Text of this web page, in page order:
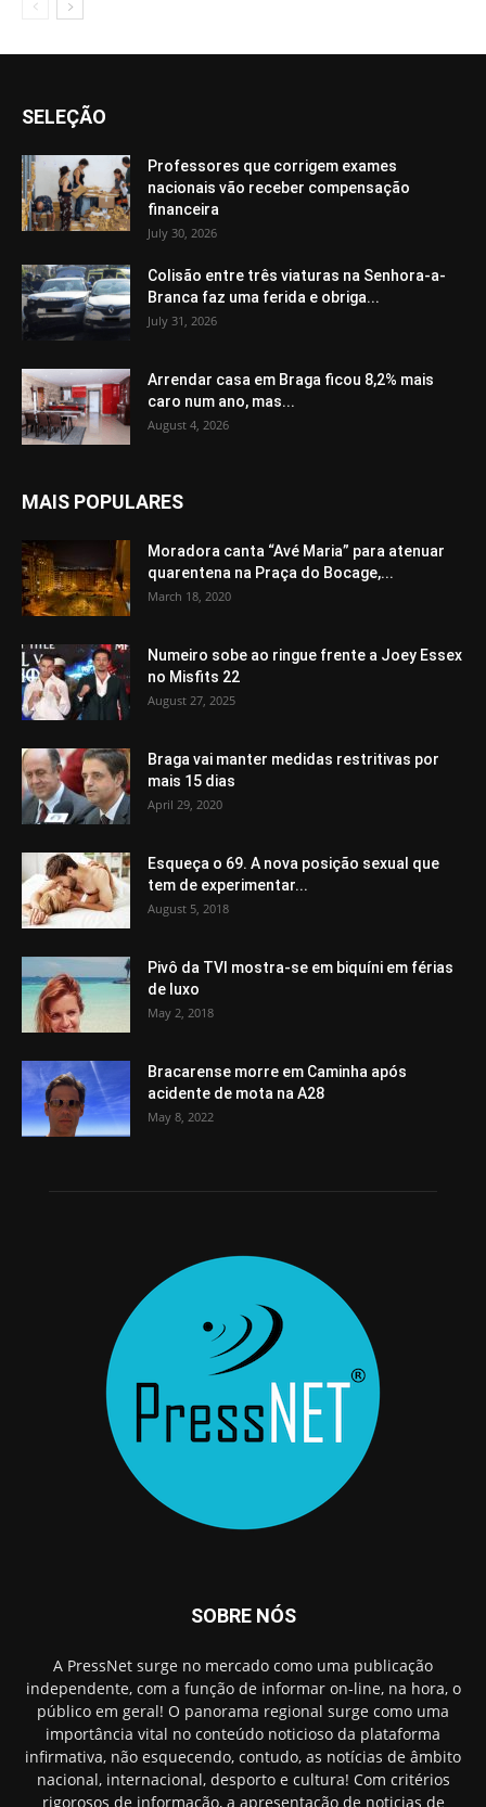
SELEÇÃO
Professores que corrigem exames
nacionais vão receber compensação
financeira
July 30, 2026
Colisão entre três viaturas na Senhora-a-
Branca faz uma ferida e obriga...
July 31, 2026
Arrendar casa em Braga ficou 8,2% mais
caro num ano, mas...
August 4, 2026
MAIS POPULARES
Moradora canta “Avé Maria” para atenuar
quarentena na Praça do Bocage,...
March 18, 2020
Numeiro sobe ao ringue frente a Joey Essex
no Misfits 22
August 27, 2025
Braga vai manter medidas restritivas por
mais 15 dias
April 29, 2020
Esqueça o 69. A nova posição sexual que
tem de experimentar...
August 5, 2018
Pivô da TVI mostra-se em biquíni em férias
de luxo
May 2, 2018
Bracarense morre em Caminha após
acidente de mota na A28
May 8, 2022
SOBRE NÓS
A PressNet surge no mercado como uma publicação
independente, com a função de informar on-line, na hora, o
público em geral! O panorama regional surge como uma
importância vital no conteúdo noticioso da plataforma
infirmativa, não esquecendo, contudo, as notícias de âmbito
nacional, internacional, desporto e cultura! Com critérios
rigorosos de informação, a apresentação de noticias de